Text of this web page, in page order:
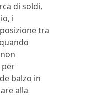
di soldi,
i
tra
per
balzo in
alla